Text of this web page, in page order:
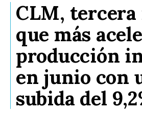
CLM,
que más
producción
en junio con
subida del